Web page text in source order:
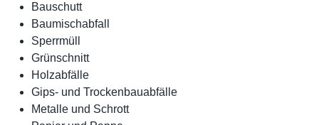
Bauschutt
Baumischabfall
Sperrmüll
Grünschnitt
Holzabfälle
Gips- und Trockenbauabfälle
Metalle und Schrott